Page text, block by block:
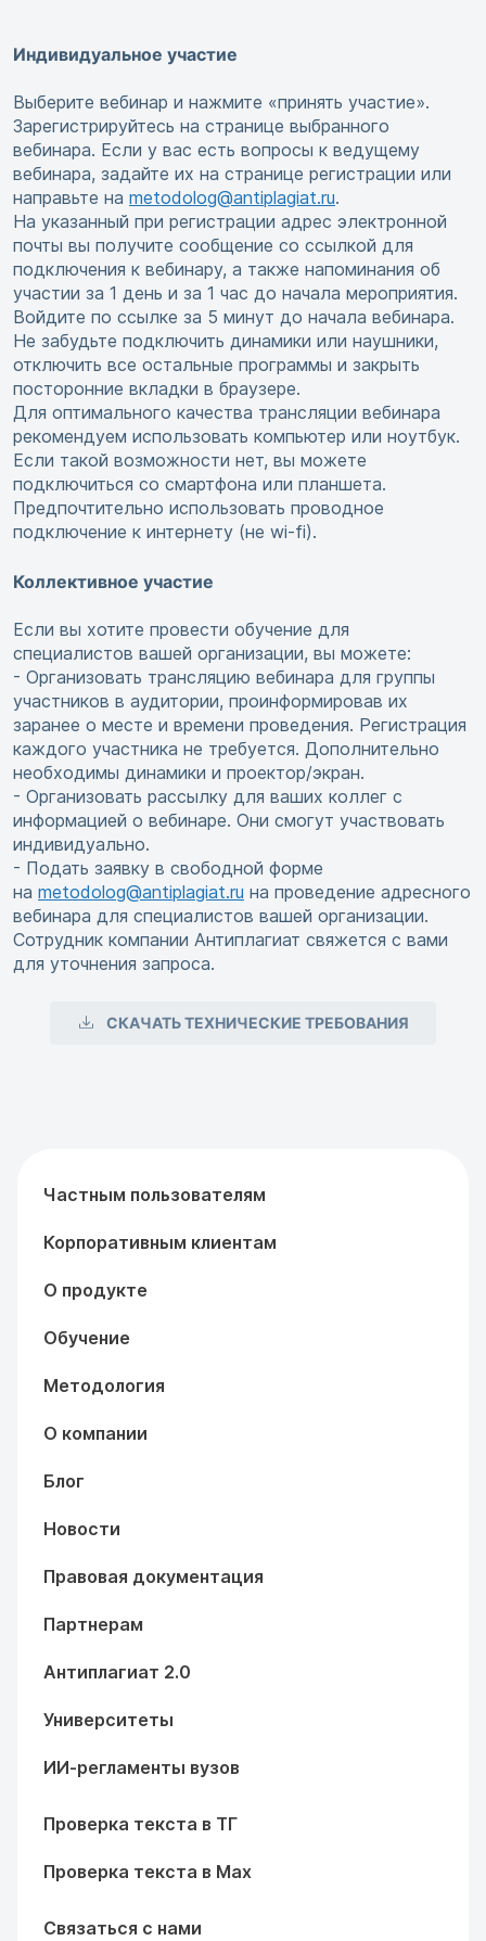
Индивидуальное участие
Выберите вебинар и нажмите «принять участие».
Зарегистрируйтесь на странице выбранного
вебинара. Если у вас есть вопросы к ведущему
вебинара, задайте их на странице регистрации или
направьте на metodolog@antiplagiat.ru.
На указанный при регистрации адрес электронной
почты вы получите сообщение со ссылкой для
подключения к вебинару, а также напоминания об
участии за 1 день и за 1 час до начала мероприятия.
Войдите по ссылке за 5 минут до начала вебинара.
Не забудьте подключить динамики или наушники,
отключить все остальные программы и закрыть
посторонние вкладки в браузере.
Для оптимального качества трансляции вебинара
рекомендуем использовать компьютер или ноутбук.
Если такой возможности нет, вы можете
подключиться со смартфона или планшета.
Предпочтительно использовать проводное
подключение к интернету (не wi-fi).
Коллективное участие
Если вы хотите провести обучение для
специалистов вашей организации, вы можете:
- Организовать трансляцию вебинара для группы
участников в аудитории, проинформировав их
заранее о месте и времени проведения. Регистрация
каждого участника не требуется. Дополнительно
необходимы динамики и проектор/экран.
- Организовать рассылку для ваших коллег с
информацией о вебинаре. Они смогут участвовать
индивидуально.
- Подать заявку в свободной форме
на metodolog@antiplagiat.ru на проведение адресного
вебинара для специалистов вашей организации.
Сотрудник компании Антиплагиат свяжется с вами
для уточнения запроса.
СКАЧАТЬ ТЕХНИЧЕСКИЕ ТРЕБОВАНИЯ
Частным пользователям
Корпоративным клиентам
О продукте
Обучение
Методология
О компании
Блог
Новости
Правовая документация
Партнерам
Антиплагиат 2.0
Университеты
ИИ-регламенты вузов
Проверка текста в ТГ
Проверка текста в Max
Связаться с нами